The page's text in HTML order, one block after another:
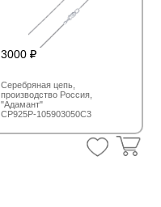
3000
Серебряная цепь,
производство Россия,
"Адамант"
СР925Р-105903050С3